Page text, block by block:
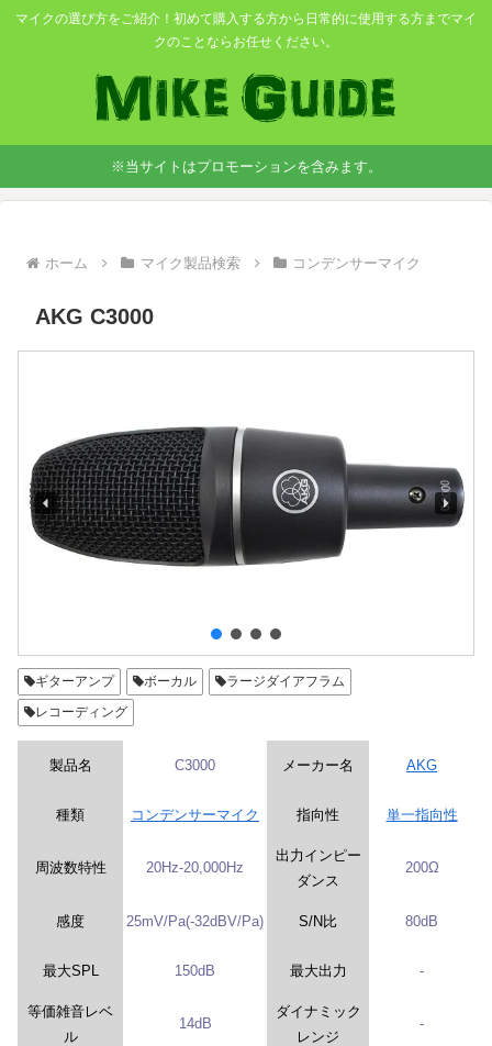
マイクの選び方をご紹介！初めて購入する方から日常的に使用する方までマイ
クのことならお任せください。
※当サイトはプロモーションを含みます。
ホーム マイク製品検索 コンデンサーマイク
AKG C3000
ギターアンプ ボーカル
ラージダイアフラム
レコーディング
製品名 C3000 メーカー名 AKG
種類 コンデンサーマイク 指向性 単一指向性
周波数特性 20Hz-20,000Hz
出力インピー
ダンス
200Ω
感度 25mV/Pa(-32dBV/Pa) S/N比 80dB
最大SPL 150dB 最大出力 -
等価雑音レベ
ル
14dB
ダイナミック
レンジ
-